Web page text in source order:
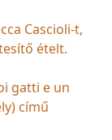
Cascioli-t,
ételt.
gatti e un
című